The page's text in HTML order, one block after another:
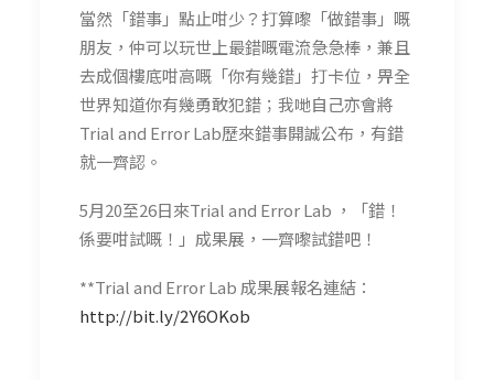
當然「錯事」點止咁少？打算嚟「做錯事」嘅
朋友，仲可以玩世上最錯嘅電流急急棒，兼且
去成個樓底咁高嘅「你有幾錯」打卡位，畀全
世界知道你有幾勇敢犯錯；我哋自己亦會將
Trial and Error Lab歷來錯事開誠公布，有錯
就一齊認。
5月20至26日來Trial and Error Lab ，「錯！
係要咁試嘅！」成果展，一齊嚟試錯吧！
**Trial and Error Lab 成果展報名連結：
http://bit.ly/2Y6OKob